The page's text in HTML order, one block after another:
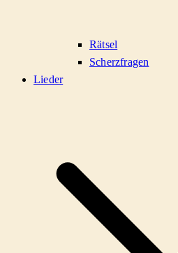
Rätsel
Scherzfragen
Lieder